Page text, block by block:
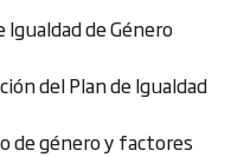
de Género
del Plan de Igualdad
de género y factores